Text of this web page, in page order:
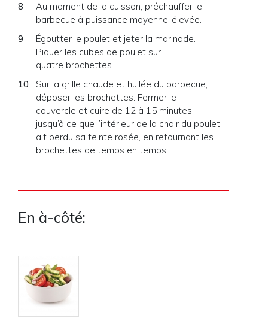
Au moment de la cuisson, préchauffer le
barbecue à puissance moyenne-élevée.
Égoutter le poulet et jeter la marinade.
Piquer les cubes de poulet sur
quatre brochettes.
Sur la grille chaude et huilée du barbecue,
déposer les brochettes. Fermer le
couvercle et cuire de 12 à 15 minutes,
jusqu’à ce que l’intérieur de la chair du poulet
ait perdu sa teinte rosée, en retournant les
brochettes de temps en temps.
En à-côté: